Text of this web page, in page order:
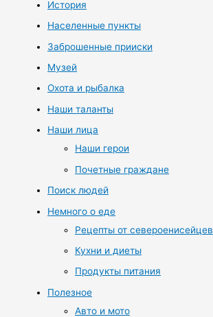
История
Населенные пункты
Заброшенные прииски
Музей
Охота и рыбалка
Наши таланты
Наши лица
Наши герои
Почетные граждане
Поиск людей
Немного о еде
Рецепты от североенисейцев
Кухни и диеты
Продукты питания
Полезное
Авто и мото